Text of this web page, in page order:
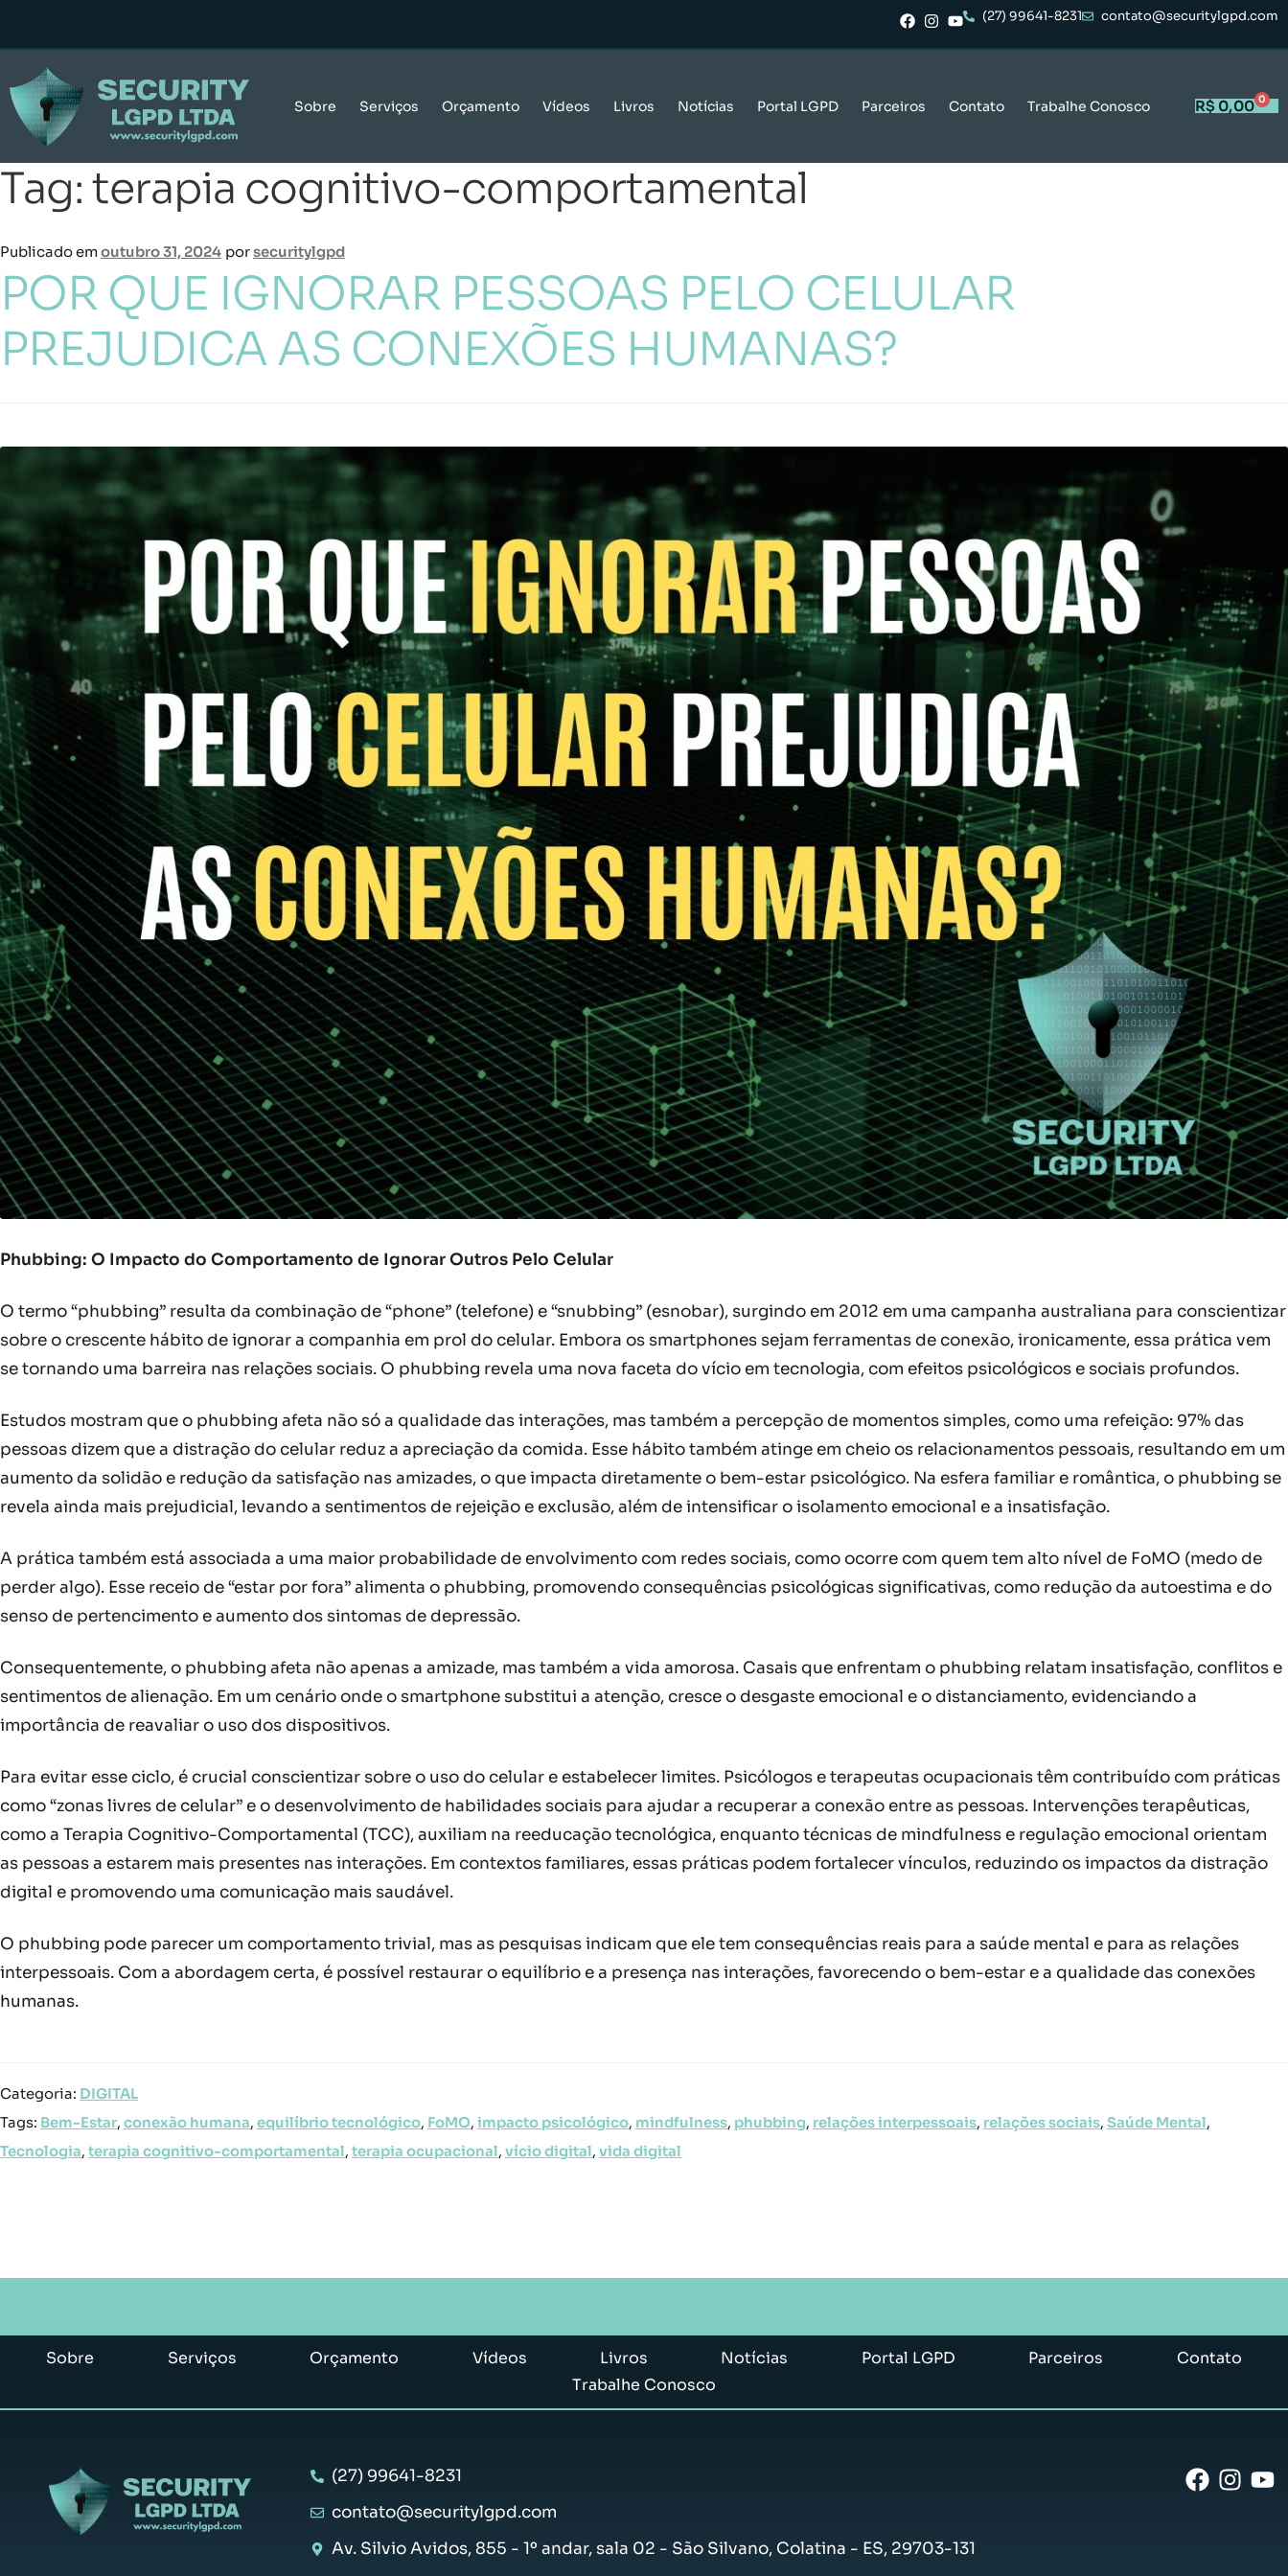
(27) 99641-8231 contato@securitylgpd.com
Sobre Serviços Orçamento Vídeos Livros Notícias Portal LGPD Parceiros Contato Trabalhe Conosco R$ 0,00 0
Tag:terapia cognitivo-comportamental
Publicado emoutubro 31, 2024 porsecuritylgpd
POR QUE IGNORAR PESSOAS PELO CELULAR
PREJUDICA AS CONEXÕES HUMANAS?
Phubbing: O Impacto do Comportamento de Ignorar Outros Pelo Celular
O termo “phubbing” resulta da combinação de “phone” (telefone) e “snubbing” (esnobar), surgindo em 2012 em uma campanha australiana para conscientizar
sobre o crescente hábito de ignorar a companhia em prol do celular. Embora os smartphones sejam ferramentas de conexão, ironicamente, essa prática vem
se tornando uma barreira nas relações sociais. O phubbing revela uma nova faceta do vício em tecnologia, com efeitos psicológicos e sociais profundos.
Estudos mostram que o phubbing afeta não só a qualidade das interações, mas também a percepção de momentos simples, como uma refeição: 97% das
pessoas dizem que a distração do celular reduz a apreciação da comida. Esse hábito também atinge em cheio os relacionamentos pessoais, resultando em um
aumento da solidão e redução da satisfação nas amizades, o que impacta diretamente o bem-estar psicológico. Na esfera familiar e romântica, o phubbing se
revela ainda mais prejudicial, levando a sentimentos de rejeição e exclusão, além de intensificar o isolamento emocional e a insatisfação.
A prática também está associada a uma maior probabilidade de envolvimento com redes sociais, como ocorre com quem tem alto nível de FoMO (medo de
perder algo). Esse receio de “estar por fora” alimenta o phubbing, promovendo consequências psicológicas significativas, como redução da autoestima e do
senso de pertencimento e aumento dos sintomas de depressão.
Consequentemente, o phubbing afeta não apenas a amizade, mas também a vida amorosa. Casais que enfrentam o phubbing relatam insatisfação, conflitos e
sentimentos de alienação. Em um cenário onde o smartphone substitui a atenção, cresce o desgaste emocional e o distanciamento, evidenciando a
importância de reavaliar o uso dos dispositivos.
Para evitar esse ciclo, é crucial conscientizar sobre o uso do celular e estabelecer limites. Psicólogos e terapeutas ocupacionais têm contribuído com práticas
como “zonas livres de celular” e o desenvolvimento de habilidades sociais para ajudar a recuperar a conexão entre as pessoas. Intervenções terapêuticas,
como a Terapia Cognitivo-Comportamental (TCC), auxiliam na reeducação tecnológica, enquanto técnicas de mindfulness e regulação emocional orientam
as pessoas a estarem mais presentes nas interações. Em contextos familiares, essas práticas podem fortalecer vínculos, reduzindo os impactos da distração
digital e promovendo uma comunicação mais saudável.
O phubbing pode parecer um comportamento trivial, mas as pesquisas indicam que ele tem consequências reais para a saúde mental e para as relações
interpessoais. Com a abordagem certa, é possível restaurar o equilíbrio e a presença nas interações, favorecendo o bem-estar e a qualidade das conexões
humanas.
Categoria: DIGITAL
Tags: Bem-Estar, conexão humana, equilíbrio tecnológico, FoMO, impacto psicológico, mindfulness, phubbing, relações interpessoais, relações sociais, Saúde Mental,
Tecnologia, terapia cognitivo-comportamental, terapia ocupacional, vício digital, vida digital
Sobre Serviços Orçamento Vídeos Livros Notícias Portal LGPD Parceiros
Contato
Trabalhe Conosco
(27) 99641-8231
contato@securitylgpd.com
Av. Silvio Avidos, 855 - 1º andar, sala 02 - São Silvano, Colatina - ES, 29703-131